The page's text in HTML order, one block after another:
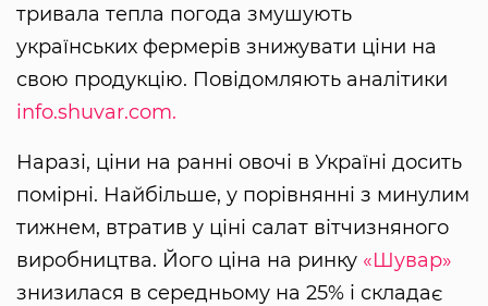
тривала тепла погода змушують
українських фермерів знижувати ціни на
свою продукцію. Повідомляють аналітики
info.shuvar.com.
Наразі, ціни на ранні овочі в Україні досить
помірні. Найбільше, у порівнянні з минулим
тижнем, втратив у ціні салат вітчизняного
виробництва. Його ціна на ринку «Шувар»
знизилася в середньому на 25% і складає